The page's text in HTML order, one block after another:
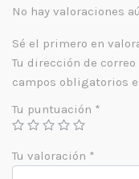
No hay valoraciones
Sé el primero en valorar
Tu dirección de
campos obligatorios
Tu puntuación *
Tu valoración *